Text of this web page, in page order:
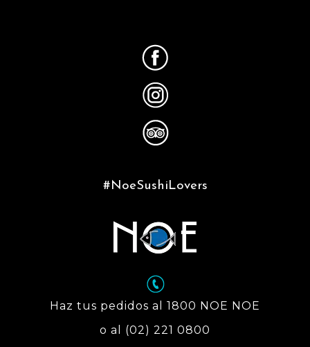
#NoeSushiLovers
Haz tus pedidos al 1800 NOE NOE
o al (02) 221 0800